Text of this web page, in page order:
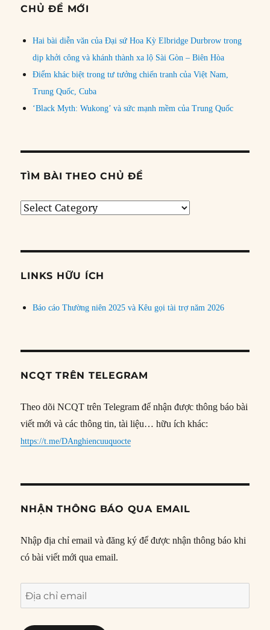
CHỦ ĐỀ MỚI
Hai bài diễn văn của Đại sứ Hoa Kỳ Elbridge Durbrow trong
dịp khởi công và khánh thành xa lộ Sài Gòn – Biên Hòa
Điểm khác biệt trong tư tưởng chiến tranh của Việt Nam,
Trung Quốc, Cuba
‘Black Myth: Wukong’ và sức mạnh mềm của Trung Quốc
TÌM BÀI THEO CHỦ ĐỀ
Tìm
đề
LINKS HỮU ÍCH
Báo cáo Thường niên 2025 và Kêu gọi tài trợ năm 2026
NCQT TRÊN TELEGRAM
Theo dõi NCQT trên Telegram để nhận được thông báo bài
viết mới và các thông tin, tài liệu… hữu ích khác:
https://t.me/DAnghiencuuquocte
NHẬN THÔNG BÁO QUA EMAIL
Nhập địa chỉ email và đăng ký để được nhận thông báo khi
có bài viết mới qua email.
Địa
chỉ
email